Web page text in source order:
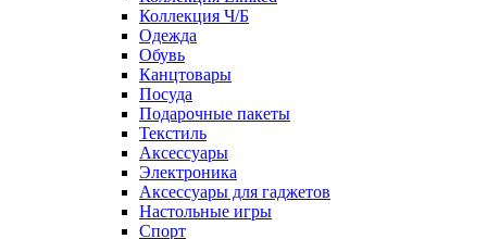
Коллекция Ч/Б
Одежда
Обувь
Канцтовары
Посуда
Подарочные пакеты
Текстиль
Аксессуары
Электроника
Аксессуары для гаджетов
Настольные игры
Спорт